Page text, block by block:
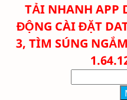
TẢI NHANH APP
ĐỘNG CÀI ĐẶT
3, TÌM SÚNG